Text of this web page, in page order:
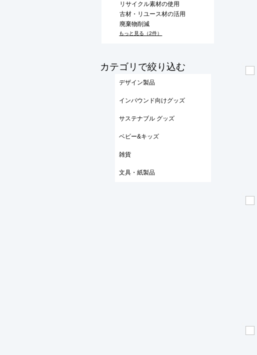
リサイクル素材の使用
古材・リユース材の活用
廃棄物削減
もっと見る（2件）
​カテゴリで絞り込む
デザイン製品
インバウンド向けグッズ
サステナブル グッズ
ベビー&キッズ
雑貨
文具・紙製品